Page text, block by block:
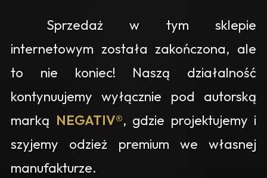
Sprzedaż w tym sklepie
internetowym została zakończona, ale
to nie koniec! Naszą działalność
kontynuujemy wyłącznie pod autorską
marką NEGATIV®, gdzie projektujemy i
szyjemy odzież premium we własnej
manufakturze.